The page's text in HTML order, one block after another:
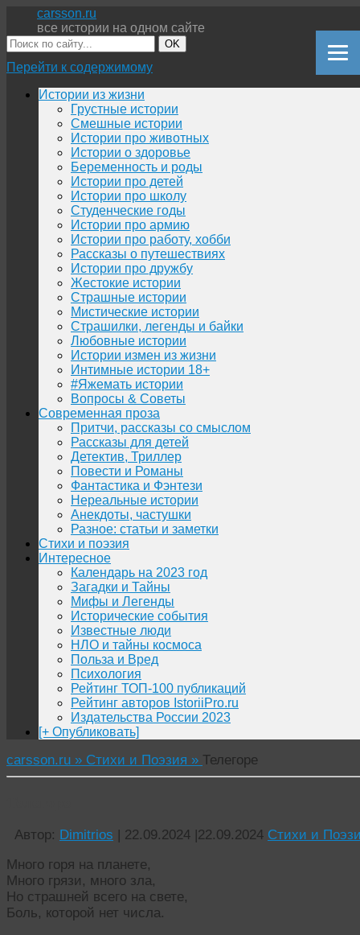
carsson.ru
все истории на одном сайте
OK
Перейти к содержимому
Истории из жизни
Грустные истории
Смешные истории
Истории про животных
Истории о здоровье
Беременность и роды
Истории про детей
Истории про школу
Студенческие годы
Истории про армию
Истории про работу, хобби
Рассказы о путешествиях
Истории про дружбу
Жестокие истории
Страшные истории
Мистические истории
Страшилки, легенды и байки
Любовные истории
Истории измен из жизни
Интимные истории 18+
#Яжемать истории
Вопросы & Советы
Современная проза
Притчи, рассказы со смыслом
Рассказы для детей
Детектив, Триллер
Повести и Романы
Фантастика и Фэнтези
Нереальные истории
Анекдоты, частушки
Разное: статьи и заметки
Стихи и поэзия
Интересное
Календарь на 2023 год
Загадки и Тайны
Мифы и Легенды
Исторические события
Известные люди
НЛО и тайны космоса
Польза и Вред
Психология
Рейтинг ТОП-100 публикаций
Рейтинг авторов IstoriiPro.ru
Издательства России 2023
[+ Опубликовать]
carsson.ru » Стихи и Поэзия » Телегоре
Автор: Dimitrios | 22.09.2024 |22.09.2024 Стихи и
Много горя на планете,
Много грязи, много зла,
Но страшней всего на свете,
Боль, которой нет числа.